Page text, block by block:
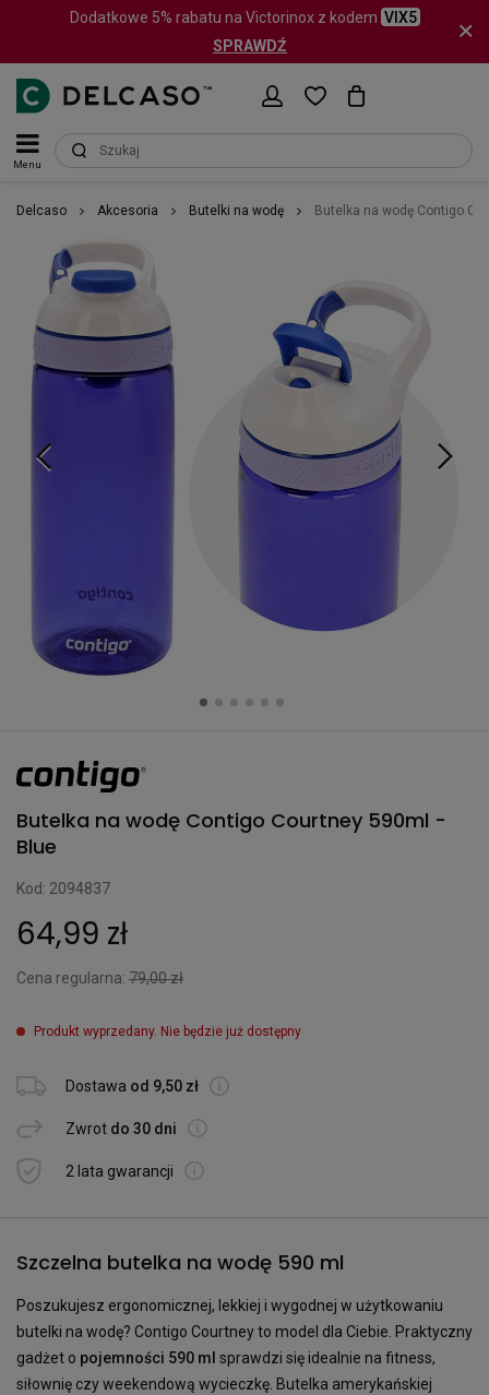
Dodatkowe 5% rabatu na Victorinox z kodem VIX5
SPRAWDŹ
Menu
Delcaso Akcesoria Butelki na wodę Butelka na wodę Contigo
Butelka na wodę Contigo Courtney 590ml -
Blue
Kod: 2094837
64,99 zł
Cena regularna: 79,00 zł
Produkt wyprzedany. Nie będzie już dostępny
Dostawa od 9,50 zł
Zwrot do 30 dni
2 lata gwarancji
Szczelna butelka na wodę 590 ml
Poszukujesz ergonomicznej, lekkiej i wygodnej w użytkowaniu
butelki na wodę? Contigo Courtney to model dla Ciebie. Praktyczny
gadżet o pojemności 590 ml sprawdzi się idealnie na fitness,
siłownię czy weekendową wycieczkę. Butelka amerykańskiej